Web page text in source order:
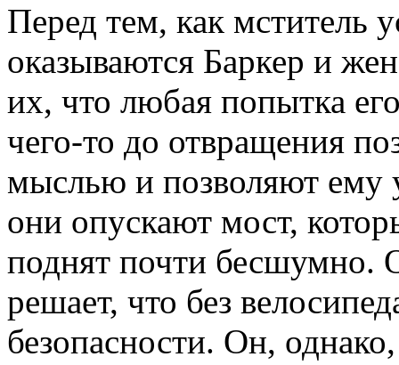
Перед тем, как мститель
оказываются Баркер и
их, что любая попытка
чего-то до отвращения
мыслью и позволяют ему
они опускают мост,
поднят почти бесшумно.
решает, что без
безопасности. Он,